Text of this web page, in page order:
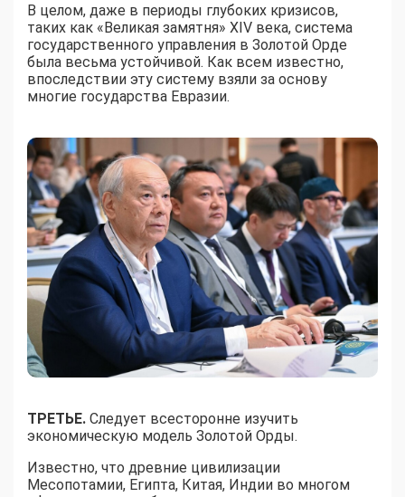
В целом, даже в периоды глубоких кризисов,
таких как «Великая замятня» XIV века, система
государственного управления в Золотой Орде
была весьма устойчивой. Как всем известно,
впоследствии эту систему взяли за основу
многие государства Евразии.
ТРЕТЬЕ. Следует всесторонне изучить
экономическую модель Золотой Орды.
Известно, что древние цивилизации
Месопотамии, Египта, Китая, Индии во многом